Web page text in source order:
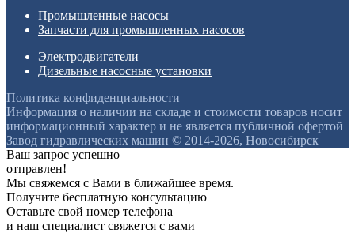
Промышленные насосы
Запчасти для промышленных насосов
Электродвигатели
Дизельные насосные установки
Политика конфиденциальности
Информация о наличии на складе и стоимости товаров носит
информационный характер и не является публичной офертой
Завод гидравлических машин © 2014-2026, Новосибирск
Ваш запрос успешно
отправлен!
Мы свяжемся с Вами в ближайшее время.
Получите бесплатную консультацию
Оставьте свой номер телефона
и наш специалист свяжется с вами